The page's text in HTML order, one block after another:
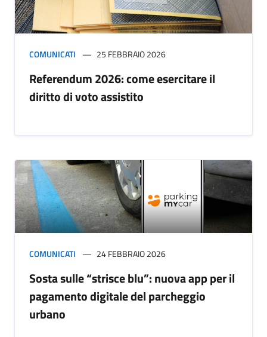
COMUNICATI 25 FEBBRAIO 2026
Referendum 2026: come esercitare il
diritto di voto assistito
COMUNICATI 24 FEBBRAIO 2026
Sosta sulle “strisce blu”: nuova app per il
pagamento digitale del parcheggio
urbano